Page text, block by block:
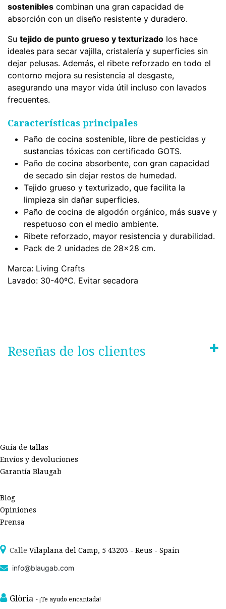
sostenibles combinan una gran capacidad de
absorción con un diseño resistente y duradero.
Su tejido de punto grueso y texturizado los hace
ideales para secar vajilla, cristalería y superficies sin
dejar pelusas. Además, el ribete reforzado en todo el
contorno mejora su resistencia al desgaste,
asegurando una mayor vida útil incluso con lavados
frecuentes.
Características principales
Paño de cocina sostenible, libre de pesticidas y
sustancias tóxicas con certificado GOTS.
Paño de cocina absorbente, con gran capacidad
de secado sin dejar restos de humedad.
Tejido grueso y texturizado, que facilita la
limpieza sin dañar superficies.
Paño de cocina de algodón orgánico, más suave y
respetuoso con el medio ambiente.
Ribete reforzado, mayor resistencia y durabilidad.
Pack de 2 unidades de 28x28 cm.
Marca: Living Crafts
Lavado: 30-40ºC. Evitar secadora
Reseñas de los clientes
Guía de tallas
Envíos y devoluciones
Garantía Blaugab
Blog
Opiniones
Prensa
Calle Vilaplana del Camp, 5 43203 - Reus - Spain
info@blaugab.com
Glòria - ¡Te ayudo encantada!